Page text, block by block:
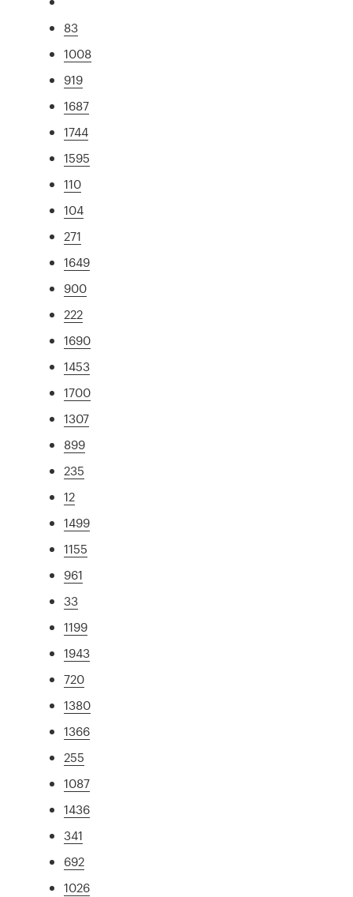
83
1008
919
1687
1744
1595
110
104
271
1649
900
222
1690
1453
1700
1307
899
235
12
1499
1155
961
33
1199
1943
720
1380
1366
255
1087
1436
341
692
1026